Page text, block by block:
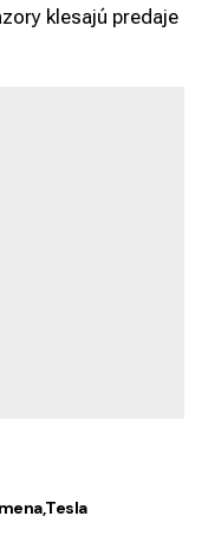
klesajú predaje
Tesla